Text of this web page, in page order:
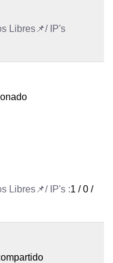
1 / 0 /